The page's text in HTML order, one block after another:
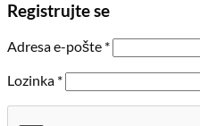
Registrujte se
Adresa e-pošte *Obavezno
Lozinka *Obavezno